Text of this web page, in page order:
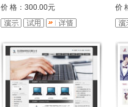
价 格：300.00元
价